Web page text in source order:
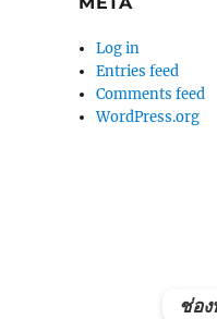
Log in
Entries feed
Comments feed
WordPress.org
ช่อง